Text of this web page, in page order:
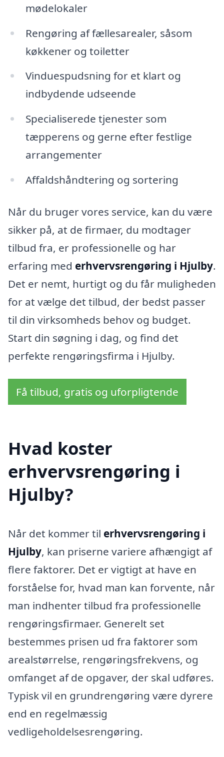
mødelokaler
Rengøring af fællesarealer, såsom
køkkener og toiletter
Vinduespudsning for et klart og
indbydende udseende
Specialiserede tjenester som
tæpperens og gerne efter festlige
arrangementer
Affaldshåndtering og sortering
Når du bruger vores service, kan du være
sikker på, at de firmaer, du modtager
tilbud fra, er professionelle og har
erfaring med erhvervsrengøring i Hjulby.
Det er nemt, hurtigt og du får muligheden
for at vælge det tilbud, der bedst passer
til din virksomheds behov og budget.
Start din søgning i dag, og find det
perfekte rengøringsfirma i Hjulby.
Få tilbud, gratis og uforpligtende
Hvad koster
erhvervsrengøring i
Hjulby?
Når det kommer til erhvervsrengøring i
Hjulby, kan priserne variere afhængigt af
flere faktorer. Det er vigtigt at have en
forståelse for, hvad man kan forvente, når
man indhenter tilbud fra professionelle
rengøringsfirmaer. Generelt set
bestemmes prisen ud fra faktorer som
arealstørrelse, rengøringsfrekvens, og
omfanget af de opgaver, der skal udføres.
Typisk vil en grundrengøring være dyrere
end en regelmæssig
vedligeholdelsesrengøring.